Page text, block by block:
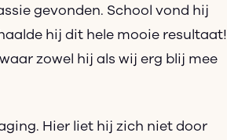
gevonden. School vond hij
hij dit hele mooie resultaat!
zowel hij als wij erg blij mee
Hier liet hij zich niet door